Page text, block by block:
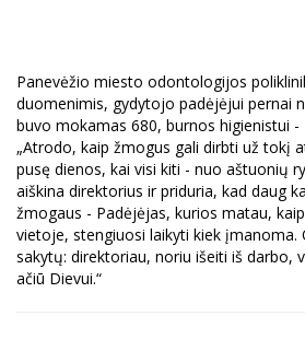
Panevėžio miesto odontologijos
duomenimis, gydytojo padėjėjui pernai
buvo mokamas 680, burnos higienistui -
„Atrodo, kaip žmogus gali dirbti už tokį
pusę dienos, kai visi kiti - nuo aštuonių
aiškina direktorius ir priduria, kad daug
žmogaus - Padėjėjas, kurios matau,
vietoje, stengiuosi laikyti kiek įmanoma.
sakytų: direktoriau, noriu išeiti iš darbo,
ačiū Dievui.“